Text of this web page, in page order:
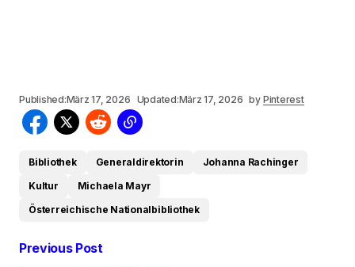
Published:März 17, 2026 Updated:März 17, 2026 by Pinterest
Bibliothek Generaldirektorin
Johanna Rachinger
Kultur
Michaela Mayr
Österreichische Nationalbibliothek
Previous Post